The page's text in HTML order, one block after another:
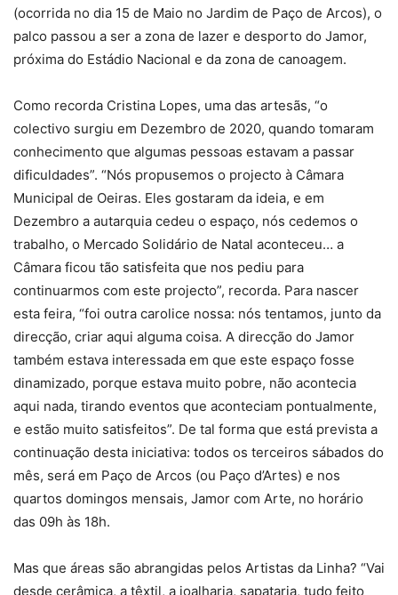
(ocorrida no dia 15 de Maio no Jardim de Paço de Arcos), o
palco passou a ser a zona de lazer e desporto do Jamor,
próxima do Estádio Nacional e da zona de canoagem.
Como recorda Cristina Lopes, uma das artesãs, “o
colectivo surgiu em Dezembro de 2020, quando tomaram
conhecimento que algumas pessoas estavam a passar
dificuldades”. “Nós propusemos o projecto à Câmara
Municipal de Oeiras. Eles gostaram da ideia, e em
Dezembro a autarquia cedeu o espaço, nós cedemos o
trabalho, o Mercado Solidário de Natal aconteceu… a
Câmara ficou tão satisfeita que nos pediu para
continuarmos com este projecto”, recorda. Para nascer
esta feira, “foi outra carolice nossa: nós tentamos, junto da
direcção, criar aqui alguma coisa. A direcção do Jamor
também estava interessada em que este espaço fosse
dinamizado, porque estava muito pobre, não acontecia
aqui nada, tirando eventos que aconteciam pontualmente,
e estão muito satisfeitos”. De tal forma que está prevista a
continuação desta iniciativa: todos os terceiros sábados do
mês, será em Paço de Arcos (ou Paço d’Artes) e nos
quartos domingos mensais, Jamor com Arte, no horário
das 09h às 18h.
Mas que áreas são abrangidas pelos Artistas da Linha? “Vai
desde cerâmica, a têxtil, a joalharia, sapataria, tudo feito